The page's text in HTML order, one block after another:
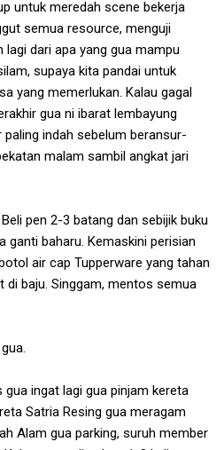
untuk meredah scene bekerja
semua resource, menguji
lagi dari apa yang gua mampu
supaya kita pandai untuk
yang memerlukan. Kalau gagal
gua ni ibarat lembayung
indah sebelum beransur-
malam sambil angkat jari
pen 2-3 batang dan sebijik buku
ganti baharu. Kemaskini perisian
air cap Tupperware yang tahan
di baju. Singgam, mentos semua
ingat lagi gua pinjam kereta
Satria Resing gua meragam
Alam gua parking, suruh member